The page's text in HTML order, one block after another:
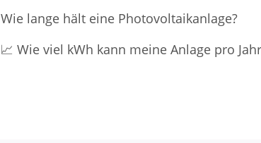
Wie lange hält eine Photovoltaikanlage?
📈 Wie viel kWh kann meine Anlage pro